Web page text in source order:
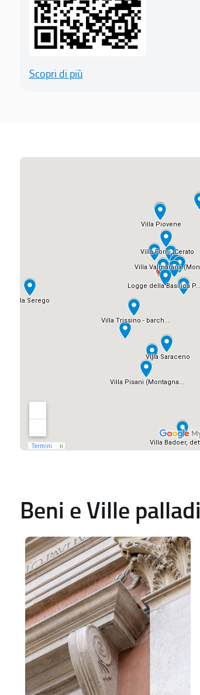
Scopri di più
Beni e Ville